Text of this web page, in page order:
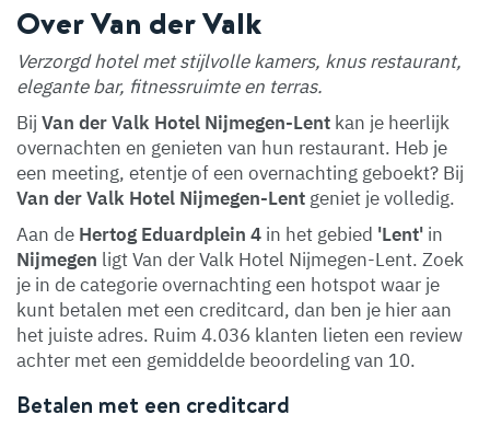
Over Van der Valk
Verzorgd hotel met stijlvolle kamers, knus restaurant,
elegante bar, fitnessruimte en terras.
Bij Van der Valk Hotel Nijmegen-Lent kan je heerlijk
overnachten en genieten van hun restaurant. Heb je
een meeting, etentje of een overnachting geboekt? Bij
Van der Valk Hotel Nijmegen-Lent geniet je volledig.
Aan de Hertog Eduardplein 4 in het gebied 'Lent' in
Nijmegen ligt Van der Valk Hotel Nijmegen-Lent. Zoek
je in de categorie overnachting een hotspot waar je
kunt betalen met een creditcard, dan ben je hier aan
het juiste adres. Ruim 4.036 klanten lieten een review
achter met een gemiddelde beoordeling van 10.
Betalen met een creditcard